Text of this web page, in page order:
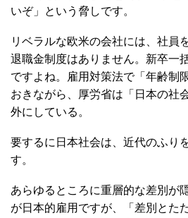
いぞ」という脅しです。
リベラルな欧米の会社には、社員
退職金制度はありません。新卒一
ですよね。雇用対策法で「年齢制
おきながら、厚労省は「日本の社
外にしている。
要するに日本社会は、近代のふり
す。
あらゆるところに重層的な差別が
が日本的雇用ですが、「差別とた